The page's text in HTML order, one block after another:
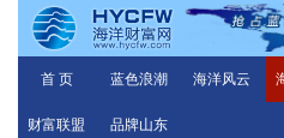
首 页 蓝色浪潮 海洋风云
财富联盟 品牌山东